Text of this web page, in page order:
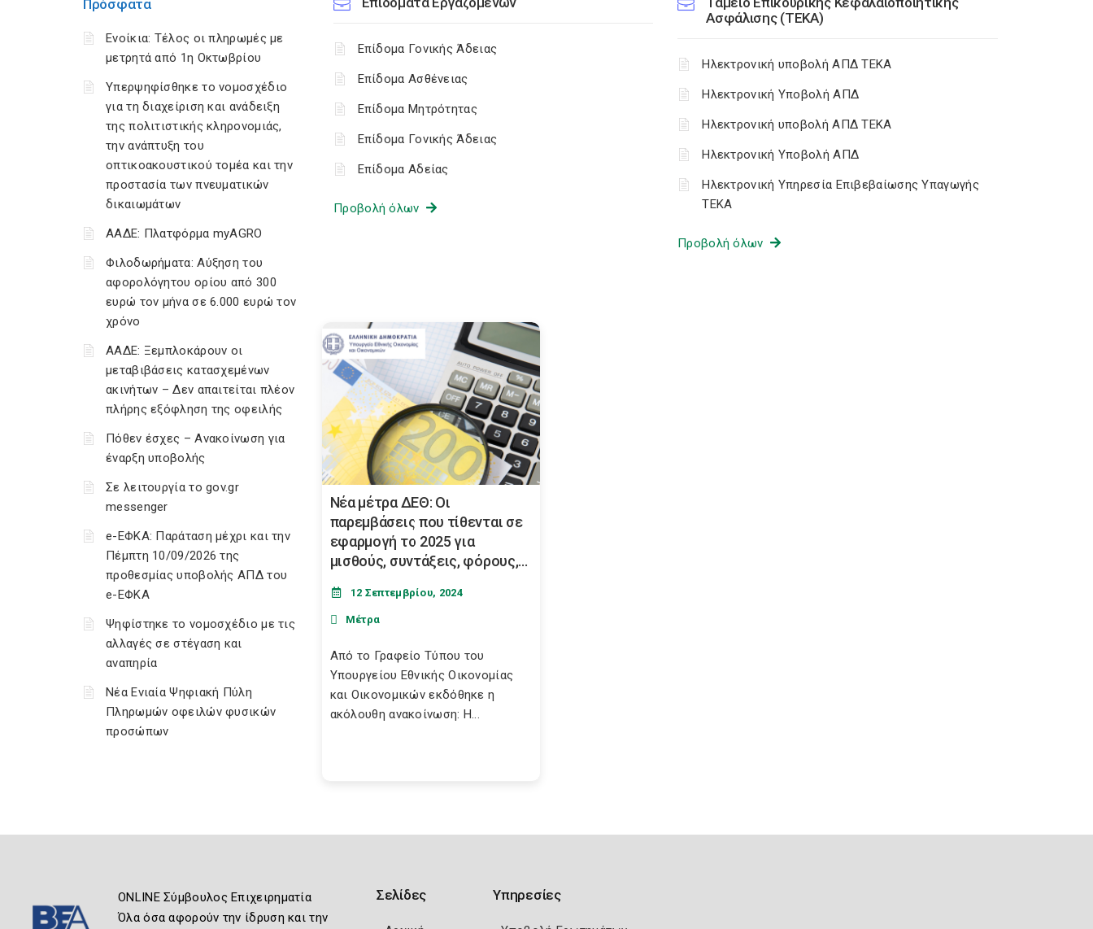
Πρόσφατα
Ενοίκια: Τέλος οι πληρωμές με
μετρητά από 1η Οκτωβρίου
Υπερψηφίσθηκε το νομοσχέδιο
για τη διαχείριση και ανάδειξη
της πολιτιστικής κληρονομιάς,
την ανάπτυξη του
οπτικοακουστικού τομέα και την
προστασία των πνευματικών
δικαιωμάτων
ΑΑΔΕ: Πλατφόρμα myAGRO
Φιλοδωρήματα: Αύξηση του
αφορολόγητου ορίου από 300
ευρώ τον μήνα σε 6.000 ευρώ τον
χρόνο
ΑΑΔΕ: Ξεμπλοκάρουν οι
μεταβιβάσεις κατασχεμένων
ακινήτων – Δεν απαιτείται πλέον
πλήρης εξόφληση της οφειλής
Πόθεν έσχες – Ανακοίνωση για
έναρξη υποβολής
Σε λειτουργία το gov.gr
messenger
e-ΕΦΚΑ: Παράταση μέχρι και την
Πέμπτη 10/09/2026 της
προθεσμίας υποβολής ΑΠΔ του
e-ΕΦΚΑ
Ψηφίστηκε το νομοσχέδιο με τις
αλλαγές σε στέγαση και
αναπηρία
Νέα Ενιαία Ψηφιακή Πύλη
Πληρωμών οφειλών φυσικών
προσώπων
Επίδομα Γονικής Άδειας
Επίδομα Ασθένειας
Επίδομα Μητρότητας
Επίδομα Γονικής Άδειας
Επίδομα Αδείας
Προβολή όλων
Ασφάλισης (ΤΕΚΑ)
Ηλεκτρονική υποβολή ΑΠΔ ΤΕΚΑ
Ηλεκτρονική Υποβολή ΑΠΔ
Ηλεκτρονική υποβολή ΑΠΔ ΤΕΚΑ
Ηλεκτρονική Υποβολή ΑΠΔ
Ηλεκτρονική Υπηρεσία Επιβεβαίωσης Υπαγωγής
ΤΕΚΑ
Προβολή όλων
Νέα μέτρα ΔΕΘ: Οι
παρεμβάσεις που τίθενται σε
εφαρμογή το 2025 για
μισθούς, συντάξεις, φόρους,...
12 Σεπτεμβρίου, 2024
Μέτρα
Από το Γραφείο Τύπου του
Υπουργείου Εθνικής Οικονομίας
και Οικονομικών εκδόθηκε η
ακόλουθη ανακοίνωση: Η...
ONLINE Σύμβουλος Επιχειρηματία
Όλα όσα αφορούν την ίδρυση και την
Σελίδες Υπηρεσίες